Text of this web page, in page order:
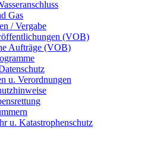
Gas
/ Vergabe
(VOB)
Aufträge (VOB)
u. Verordnungen
u. Katastrophenschutz